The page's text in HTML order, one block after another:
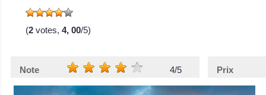
(2 votes, 4, 00/5)
Note 4/5 Prix